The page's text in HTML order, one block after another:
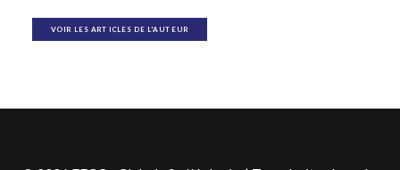
VOIR LES ARTICLES DE L'AUTEUR